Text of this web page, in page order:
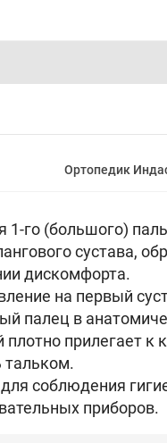
Ортопедик
го (большого)
сустава,
дискомфорта.
на первый
палец в
прилегает к
тальком.
соблюдения
приборов.